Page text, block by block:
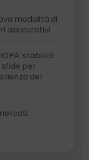
modalità di
assicurativi
stabilità
per
del